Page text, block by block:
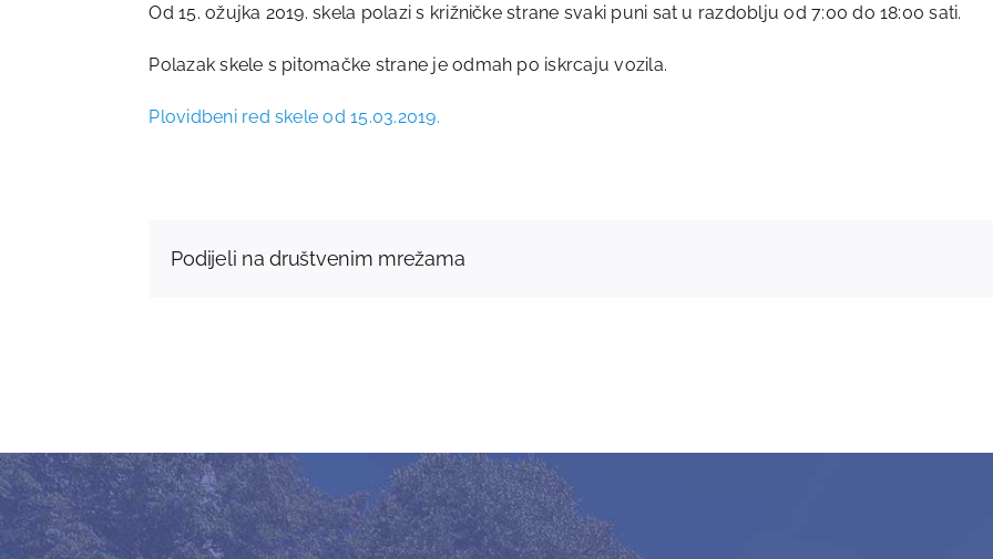
Od 15. ožujka 2019. skela polazi s križničke strane svaki puni sat u razdoblju od 7:00 do 18:00 sati.
Polazak skele s pitomačke strane je odmah po iskrcaju vozila.
Plovidbeni red skele od 15.03.2019.
Podijeli na društvenim mrežama